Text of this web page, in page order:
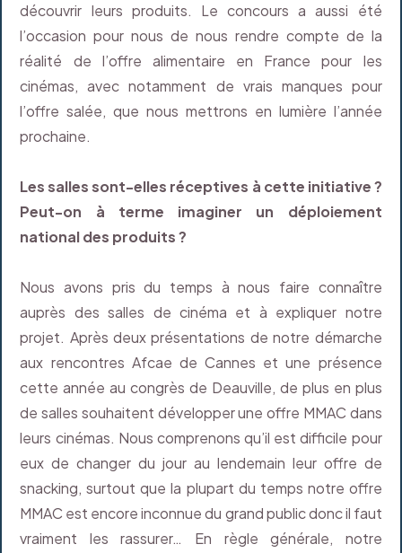
découvrir leurs produits. Le concours a aussi été
l’occasion pour nous de nous rendre compte de la
réalité de l’offre alimentaire en France pour les
cinémas, avec notamment de vrais manques pour
l’offre salée, que nous mettrons en lumière l’année
prochaine.
Les salles sont-elles réceptives à cette initiative ?
Peut-on à terme imaginer un déploiement
national des produits ?
Nous avons pris du temps à nous faire connaître
auprès des salles de cinéma et à expliquer notre
projet. Après deux présentations de notre démarche
aux rencontres Afcae de Cannes et une présence
cette année au congrès de Deauville, de plus en plus
de salles souhaitent développer une offre MMAC dans
leurs cinémas. Nous comprenons qu’il est difficile pour
eux de changer du jour au lendemain leur offre de
snacking, surtout que la plupart du temps notre offre
MMAC est encore inconnue du grand public donc il faut
vraiment les rassurer… En règle générale, notre